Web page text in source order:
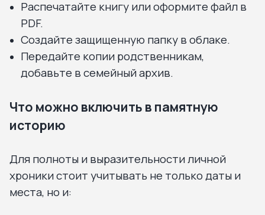
Распечатайте книгу или оформите файл в
PDF.
Создайте защищенную папку в облаке.
Передайте копии родственникам,
добавьте в семейный архив.
Что можно включить в памятную
историю
Для полноты и выразительности личной
хроники стоит учитывать не только даты и
места, но и: